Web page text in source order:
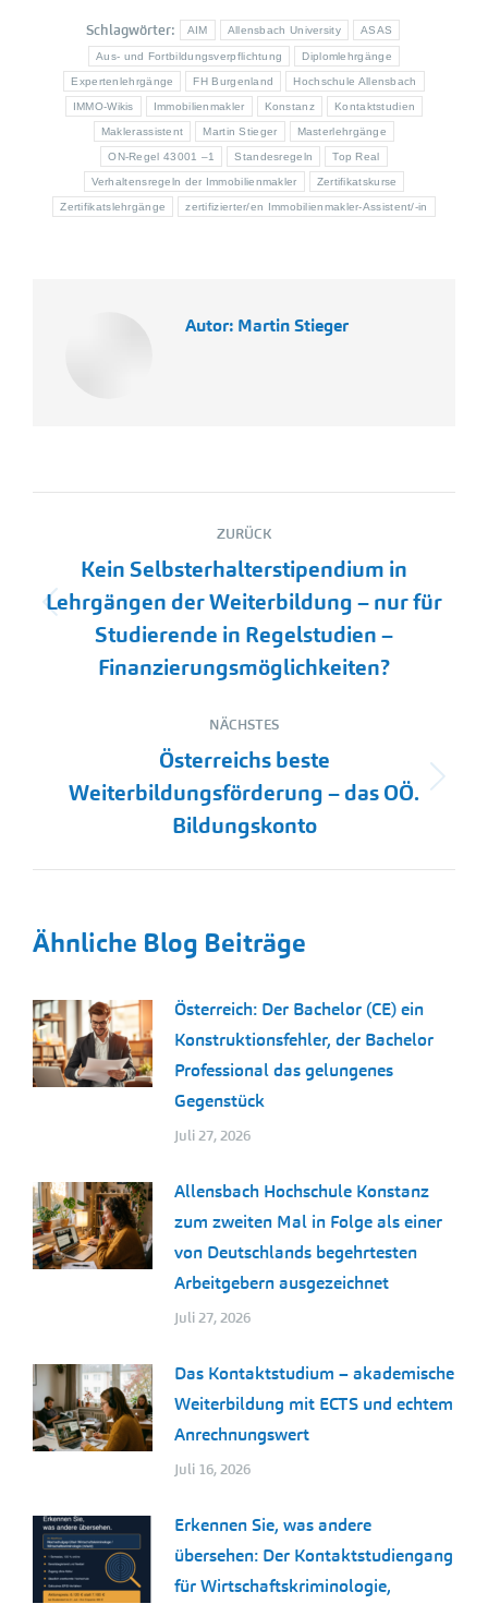
Schlagwörter: AIM Allensbach University ASAS
Aus- und Fortbildungsverpflichtung Diplomlehrgänge
Expertenlehrgänge FH Burgenland Hochschule Allensbach
IMMO-Wikis Immobilienmakler Konstanz Kontaktstudien
Maklerassistent Martin Stieger Masterlehrgänge
ON-Regel 43001 –1 Standesregeln Top Real
Verhaltensregeln der Immobilienmakler Zertifikatskurse
Zertifikatslehrgänge zertifizierter/en Immobilienmakler-Assistent/-in
Autor: Martin Stieger
Kommentarnavigation
ZURÜCK
Vorheriger
Beitrag:
Kein Selbsterhalterstipendium in
Lehrgängen der Weiterbildung – nur für
Studierende in Regelstudien –
Finanzierungsmöglichkeiten?
NÄCHSTES
Nächster
Beitrag:
Österreichs beste
Weiterbildungsförderung – das OÖ.
Bildungskonto
Ähnliche Blog Beiträge
Österreich: Der Bachelor (CE) ein
Konstruktionsfehler, der Bachelor
Professional das gelungenes
Gegenstück
Juli 27, 2026
Allensbach Hochschule Konstanz
zum zweiten Mal in Folge als einer
von Deutschlands begehrtesten
Arbeitgebern ausgezeichnet
Juli 27, 2026
Das Kontaktstudium – akademische
Weiterbildung mit ECTS und echtem
Anrechnungswert
Juli 16, 2026
Erkennen Sie, was andere
übersehen: Der Kontaktstudiengang
für Wirtschaftskriminologie,